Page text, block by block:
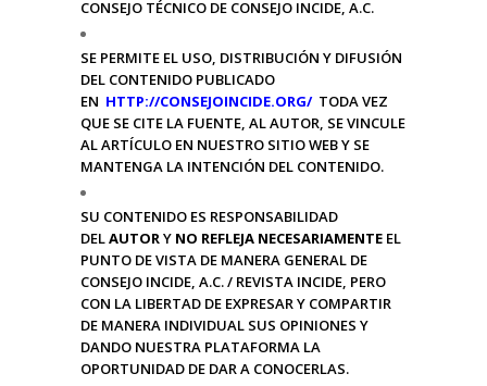
CONSEJO TÉCNICO DE CONSEJO INCIDE, A.C.
SE PERMITE EL USO, DISTRIBUCIÓN Y DIFUSIÓN
DEL CONTENIDO PUBLICADO
EN HTTP://CONSEJOINCIDE.ORG/ TODA VEZ
QUE SE CITE LA FUENTE, AL AUTOR, SE VINCULE
AL ARTÍCULO EN NUESTRO SITIO WEB Y SE
MANTENGA LA INTENCIÓN DEL CONTENIDO.
SU CONTENIDO ES RESPONSABILIDAD
DELAUTORY NO REFLEJA NECESARIAMENTE EL
PUNTO DE VISTA DE MANERA GENERAL DE
CONSEJO INCIDE, A.C. / REVISTA INCIDE, PERO
CON LA LIBERTAD DE EXPRESAR Y COMPARTIR
DE MANERA INDIVIDUAL SUS OPINIONES Y
DANDO NUESTRA PLATAFORMA LA
OPORTUNIDAD DE DAR A CONOCERLAS.